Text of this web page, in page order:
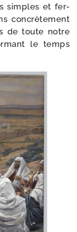
simples et fer­
concrè­te­ment
de toute notre
le temps